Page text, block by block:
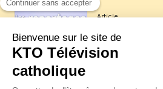
Article
Les reportages
La visite